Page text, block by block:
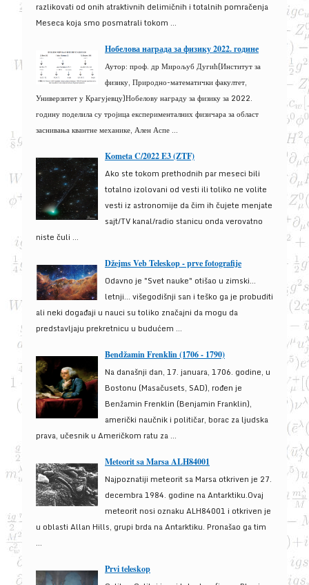
razlikovati od onih atraktivnih delimičnih i totalnih pomračenja
Meseca koja smo posmatrali tokom ...
Нобелова награда за физику 2022. године
Аутор: проф. др Мирољуб Дугић(Институт за
физику, Природно-математички факултет,
Универзитет у Крагујевцу)Нобелову награду за физику за 2022.
годину поделила су тројица експерименталних физичара за област
заснивања квантне механике, Ален Аспе ...
Kometa C/2022 E3 (ZTF)
Ako ste tokom prethodnih par meseci bili
totalno izolovani od vesti ili toliko ne volite
vesti iz astronomije da čim ih čujete menjate
sajt/TV kanal/radio stanicu onda verovatno
niste čuli ...
Džejms Veb Teleskop - prve fotografije
Odavno je "Svet nauke" otišao u zimski...
letnji... višegodišnji san i teško ga je probuditi
ali neki događaji u nauci su toliko značajni da mogu da
predstavljaju prekretnicu u budućem ...
Bendžamin Frenklin (1706 - 1790)
Na današnji dan, 17. januara, 1706. godine, u
Bostonu (Masačusets, SAD), rođen je
Benžamin Frenklin (Benjamin Franklin),
američki naučnik i političar, borac za ljudska
prava, učesnik u Američkom ratu za ...
Meteorit sa Marsa ALH84001
Najpoznatiji meteorit sa Marsa otkriven je 27.
decembra 1984. godine na Antarktiku.Ovaj
meteorit nosi oznaku ALH84001 i otkriven je
u oblasti Allan Hills, grupi brda na Antarktiku. Pronašao ga tim
...
Prvi teleskop